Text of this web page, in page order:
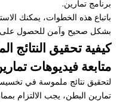
برنامج تمارين.
باتباع هذه الخطوات، يمكنك
بشكل صحيح وآمن للحصول على
كيفية تحقيق النتائج
متابعة فيديوهات
لتحقيق نتائج ملموسة في
تمارين البطن، يجب الالتزام